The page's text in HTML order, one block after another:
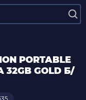
PORTABLE
GOLD Б/